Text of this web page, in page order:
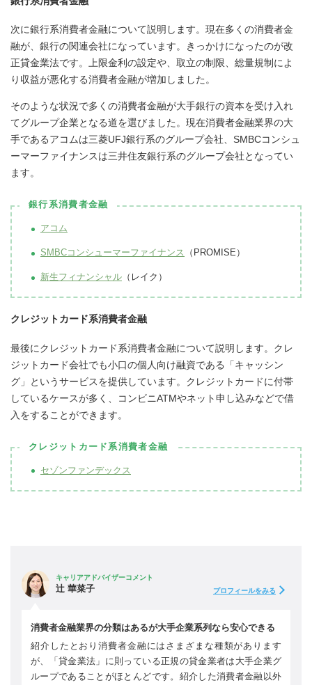
次に銀行系消費者金融について説明します。現在多くの消費者金
融が、銀行の関連会社になっています。きっかけになったのが改
正貸金業法です。上限金利の設定や、取立の制限、総量規制によ
り収益が悪化する消費者金融が増加しました。
そのような状況で多くの消費者金融が大手銀行の資本を受け入れ
てグループ企業となる道を選びました。現在消費者金融業界の大
手であるアコムは三菱UFJ銀行系のグループ会社、SMBCコンシュ
ーマーファイナンスは三井住友銀行系のグループ会社となってい
ます。
銀行系消費者金融
アコム
SMBCコンシューマーファイナンス （PROMISE）
新生フィナンシャル （レイク）
クレジットカード系消費者金融
最後にクレジットカード系消費者金融について説明します。クレ
ジットカード会社でも小口の個人向け融資である「キャッシン
グ」というサービスを提供しています。クレジットカードに付帯
しているケースが多く、コンビニATMやネット申し込みなどで借
入をすることができます。
クレジットカード系消費者金融
セゾンファンデックス
キャリアアドバイザーコメント
辻 華菜子 プロフィールをみる
消費者金融業界の分類はあるが大手企業系列なら安心できる
紹介したとおり消費者金融にはさまざまな種類があります
が、「貸金業法」に則っている正規の貸金業者は大手企業グ
ループであることがほとんどです。紹介した消費者金融以外